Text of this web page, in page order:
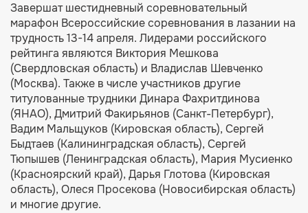
Завершат шестидневный соревновательный
марафон Всероссийские соревнования в лазании на
трудность 13-14 апреля. Лидерами российского
рейтинга являются Виктория Мешкова
(Свердловская область) и Владислав Шевченко
(Москва). Также в числе участников другие
титулованные трудники Динара Фахритдинова
(ЯНАО), Дмитрий Факирьянов (Санкт-Петербург),
Вадим Мальщуков (Кировская область), Сергей
Быдтаев (Калининградская область), Сергей
Тюпышев (Ленинградская область), Мария Мусиенко
(Красноярский край), Дарья Глотова (Кировская
область), Олеся Просекова (Новосибирская область)
и многие другие.